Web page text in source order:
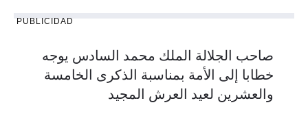
PUBLICIDAD
صاحب الجلالة الملك محمد السادس يوجه
خطابا إلى الأمة بمناسبة الذكرى الخامسة
والعشرين لعيد العرش المجيد